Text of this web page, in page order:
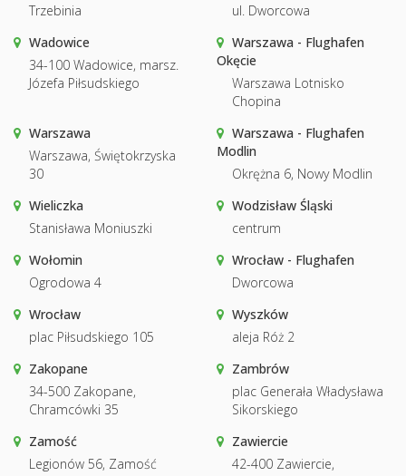
Trzebinia
ul. Dworcowa
Wadowice
34-100 Wadowice, marsz.
Józefa Piłsudskiego
Warszawa - Flughafen
Okęcie
Warszawa Lotnisko
Chopina
Warszawa
Warszawa, Świętokrzyska
30
Warszawa - Flughafen
Modlin
Okrężna 6, Nowy Modlin
Wieliczka
Stanisława Moniuszki
Wodzisław Śląski
centrum
Wołomin
Ogrodowa 4
Wrocław - Flughafen
Dworcowa
Wrocław
plac Piłsudskiego 105
Wyszków
aleja Róż 2
Zakopane
34-500 Zakopane,
Chramcówki 35
Zambrów
plac Generała Władysława
Sikorskiego
Zamość
Legionów 56, Zamość
Zawiercie
42-400 Zawiercie,